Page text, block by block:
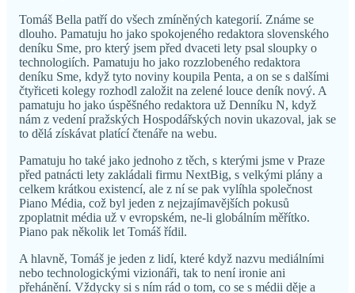
Tomáš Bella patří do všech zmíněných kategorií. Známe se
dlouho. Pamatuju ho jako spokojeného redaktora slovenského
deníku Sme, pro který jsem před dvaceti lety psal sloupky o
technologiích. Pamatuju ho jako rozzlobeného redaktora
deníku Sme, když tyto noviny koupila Penta, a on se s dalšími
čtyřiceti kolegy rozhodl založit na zelené louce deník nový. A
pamatuju ho jako úspěšného redaktora už Denníku N, když
nám z vedení pražských Hospodářských novin ukazoval, jak se
to dělá získávat platící čtenáře na webu.
Pamatuju ho také jako jednoho z těch, s kterými jsme v Praze
před patnácti lety zakládali firmu NextBig, s velkými plány a
celkem krátkou existencí, ale z ní se pak vylíhla společnost
Piano Média, což byl jeden z nejzajímavějších pokusů
zpoplatnit média už v evropském, ne-li globálním měřítko.
Piano pak několik let Tomáš řídil.
A hlavně, Tomáš je jeden z lidí, které když nazvu mediálními
nebo technologickými vizionáři, tak to není ironie ani
přehánění. Vždycky si s ním rád o tom, co se s médii děje a